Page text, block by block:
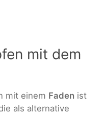
mit dem
mit einem Faden ist
als alternative